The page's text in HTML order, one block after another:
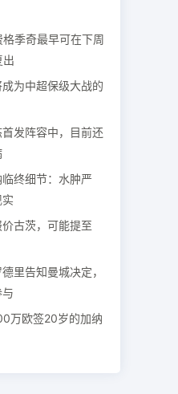
季奇最早可在下周
出
为中超保级大战的
发阵容中，目前还
终细节：水肿严
古茨，可能提至
里告知曼城决定，
万欧签20岁的加纳